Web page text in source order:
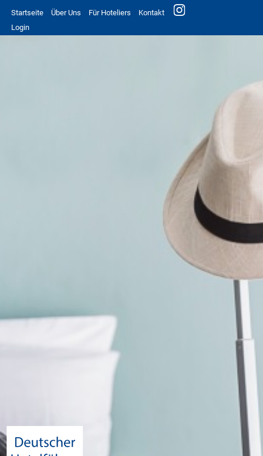
Startseite Über Uns Für Hoteliers
Kontakt
Login